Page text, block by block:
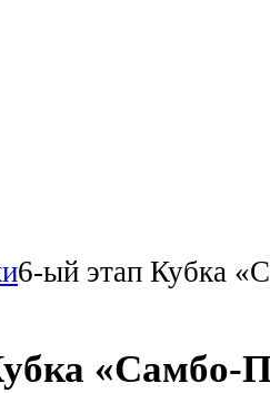
6-ый этап Кубка
«Самбо-